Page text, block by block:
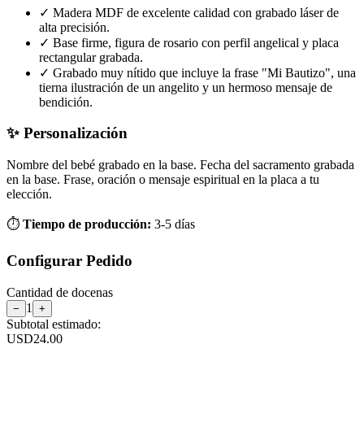
✓ Madera MDF de excelente calidad con grabado láser de
alta precisión.
✓ Base firme, figura de rosario con perfil angelical y placa
rectangular grabada.
✓ Grabado muy nítido que incluye la frase "Mi Bautizo", una
tierna ilustración de un angelito y un hermoso mensaje de
bendición.
✨ Personalización
Nombre del bebé grabado en la base. Fecha del sacramento grabada
en la base. Frase, oración o mensaje espiritual en la placa a tu
elección.
⏱️ Tiempo de producción: 3-5 días
Configurar Pedido
Cantidad de docenas
− 1 +
Subtotal estimado:
USD24.00